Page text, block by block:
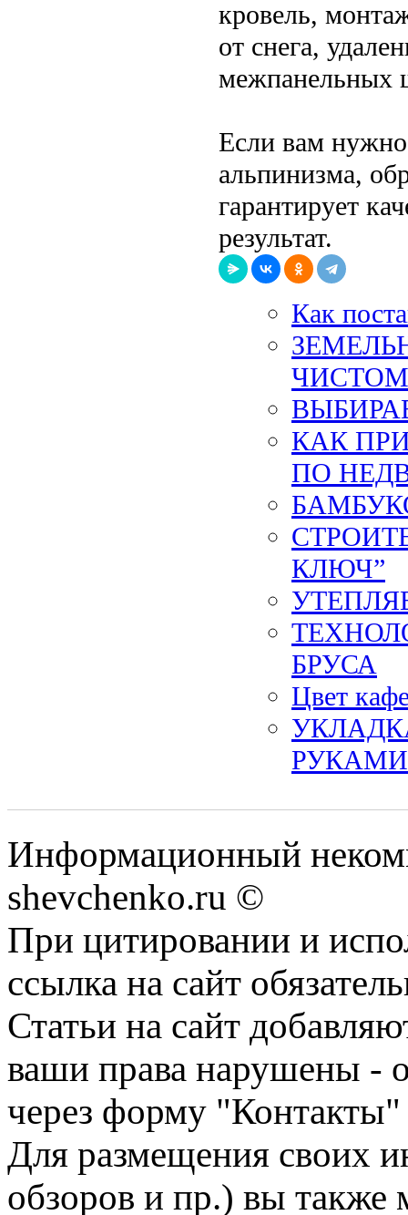
кровель,
от снега,
межпанельных
Если вам нужно
альпинизма,
гарантирует
результат.
Как
КАК
ПО
КЛЮЧ”
БРУСА
Цвет
РУКАМИ
Информационный
shevchenko.ru ©
При цитировании и
ссылка на сайт
Статьи на сайт
ваши права нарушены -
через форму "Контакты"
Для размещения своих
обзоров и пр.) вы также